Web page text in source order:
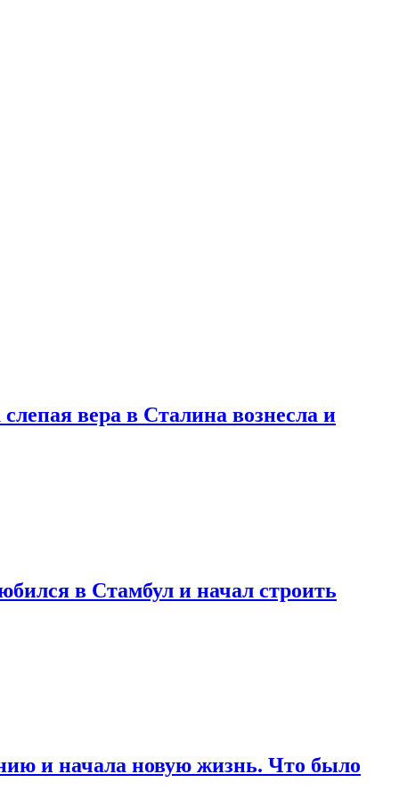
вера в Сталина вознесла и
в Стамбул и начал строить
и начала новую жизнь. Что было